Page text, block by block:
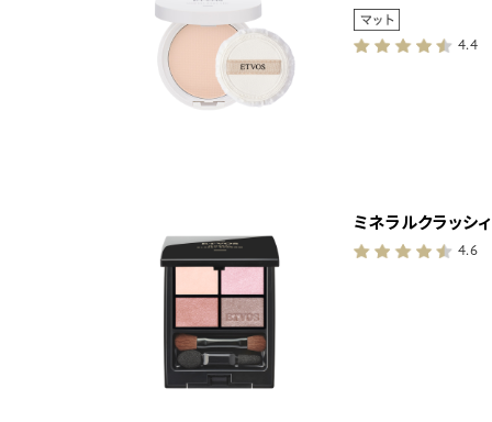
4.4
ミネラルクラッシ
4.6